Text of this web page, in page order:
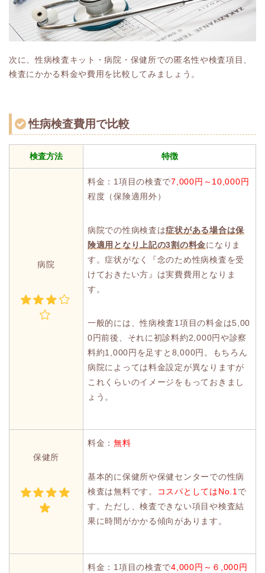
次に、性病検査キット・病院・保健所での匿名性や検査項目、
検査にかかる料金や費用を比較してみましょう。
性病検査費用で比較
検査方法 特徴
病院
料金：1項目の検査で7,000円～10,000円
程度（保険適用外）
病院での性病検査は症状がある場合は保
険適用となり上記の3割の料金になりま
す。症状がなく『念のため性病検査を受
けておきたい方』は実費費用となりま
す。
一般的には、性病検査1項目の料金は5,00
0円前後、それに初診料約2,000円や診察
料約1,000円を足すと8,000円。もちろん
病院によっては料金設定が異なりますが
これくらいのイメージをもっておきまし
ょう。
保健所
料金：無料
基本的に保健所や保健センターでの性病
検査は無料です。
コスパとしてはNo.1で
す。ただし、検査できない項目や検査結
果に時間がかかる傾向があります。
料金：1項目の検査で4,000円～６,000円